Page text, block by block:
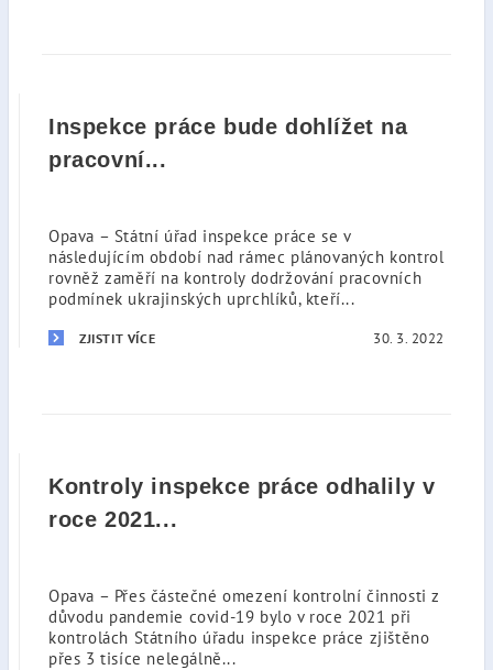
Inspekce práce bude dohlížet na
pracovní...
Opava – Státní úřad inspekce práce se v
následujícím období nad rámec plánovaných kontrol
rovněž zaměří na kontroly dodržování pracovních
podmínek ukrajinských uprchlíků, kteří...
ZJISTIT VÍCE 30. 3. 2022
Kontroly inspekce práce odhalily v
roce 2021...
Opava – Přes částečné omezení kontrolní činnosti z
důvodu pandemie covid-19 bylo v roce 2021 při
kontrolách Státního úřadu inspekce práce zjištěno
přes 3 tisíce nelegálně...